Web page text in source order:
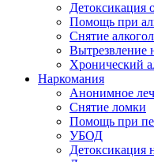
Детоксикация
Помощь при
Снятие
Вытрезвление
Хронический
Наркомания
Анонимное
Снятие ломки
Помощь при
УБОД
Детоксикация